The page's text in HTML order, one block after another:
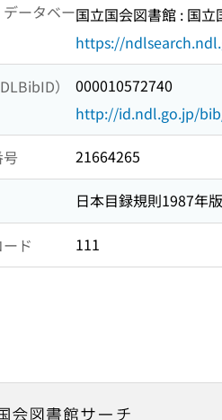
ータベー国立国会図書館 : 国立
https://
）
000010572740
http://id.ndl.go.jp/
21664265
日本目録規則1987年
ド 111